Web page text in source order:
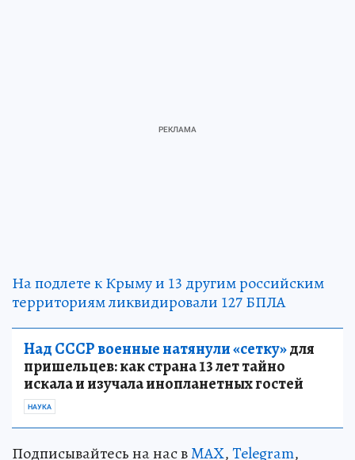
На подлете к Крыму и 13 другим российским
территориям ликвидировали 127 БПЛА
Над СССР военные натянули «сетку»для
пришельцев: как страна 13 лет тайно
искала и изучала инопланетных гостей
НАУКА
Подписывайтесь на нас вMAX,Telegram,